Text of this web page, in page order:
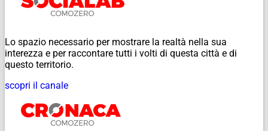
Lo spazio necessario per mostrare la realtà nella sua
interezza e per raccontare tutti i volti di questa città e di
questo territorio.
scopri il canale